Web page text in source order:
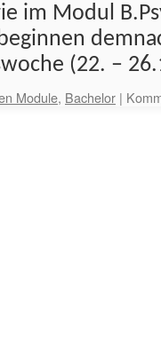
im Modul
(22. –
Module, Bachelor |